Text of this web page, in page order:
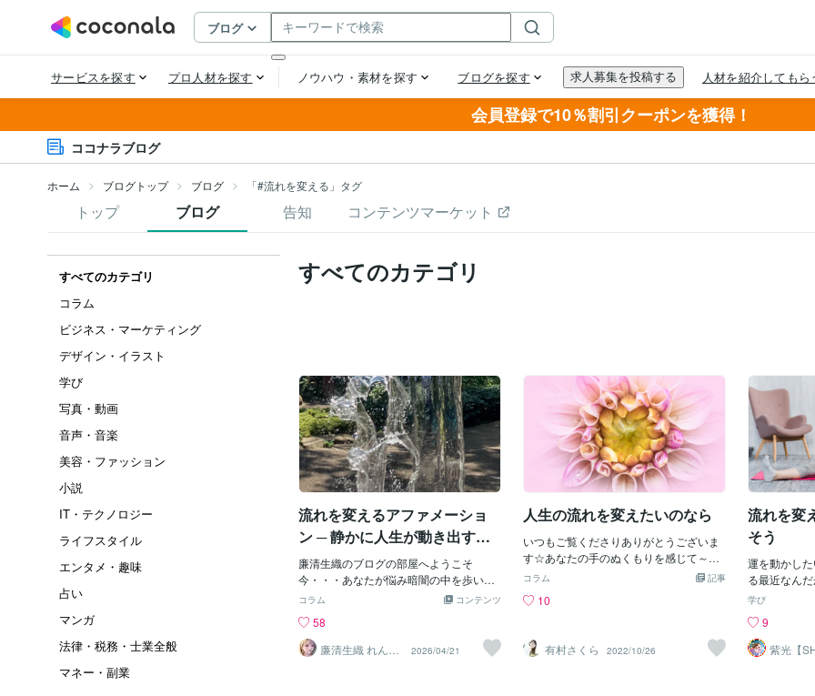
会員登録で10％割引クーポンを獲得！
ココナラブログ
ホーム ブログトップ ブログ 「#流れを変える」タグ
トップ ブログ 告知 コンテンツマーケット
すべてのカテゴリ
コラム
ビジネス・マーケティング
デザイン・イラスト
学び
写真・動画
音声・音楽
美容・ファッション
小説
IT・テクノロジー
ライフスタイル
エンタメ・趣味
占い
マンガ
法律・税務・士業全般
マネー・副業
すべてのカテゴリ
流れを変えるアファメーショ
ン ─ 静かに人生が動き出すと
き ─
廉清生織のブログの部屋へようこそ
今・・・あなたが悩み暗闇の中を歩いて
いるように感じているのならどうかひと
っと抜け出してみませんか？静かに 目
を閉じていまここにある あなたの呼吸
にそっと意識を向けてみて焦らなくてい
コンテンツ
コラム
58
廉清生織 れんせ
い さき
2026/04/21
人生の流れを変えたいのなら
いつもご覧くださりありがとうございま
す☆あなたの手のぬくもりを感じて～風
になりたい 天国じゃなくても楽園じゃ
～風になりたいという具合にTHE BOOM
ます。こんばんは、さくらです♪今日は
「人生の流れを変えたいのなら」につい
記事
コラム
10
有村さくら 2022/10/26
流れを変
そう
運を動かし
る最近なん
い。やる気
動かす、と書
ん、激しい
ではありま
学び
9
紫光【
遠隔透視